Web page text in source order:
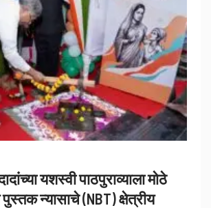
यशस्वी पाठपुराव्याला मोठे
न्यासाचे (NBT) क्षेत्रीय